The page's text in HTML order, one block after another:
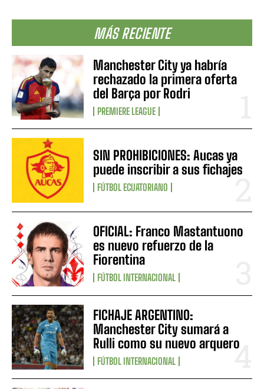
MÁS RECIENTE
Manchester City ya habría
rechazado la primera oferta
del Barça por Rodri
PREMIERE LEAGUE
SIN PROHIBICIONES: Aucas ya
puede inscribir a sus fichajes
FÚTBOL ECUATORIANO
OFICIAL: Franco Mastantuono
es nuevo refuerzo de la
Fiorentina
FÚTBOL INTERNACIONAL
FICHAJE ARGENTINO:
Manchester City sumará a
Rulli como su nuevo arquero
FÚTBOL INTERNACIONAL